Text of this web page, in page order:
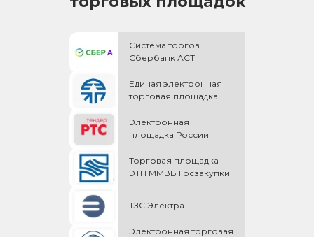
Система торгов
Сбербанк АСТ
Единая электронная
торговая площадка
Электронная
площадка России
Торговая площадка
ЭТП ММВБ Госзакупки
ТЗС Электра
Электронная торговая